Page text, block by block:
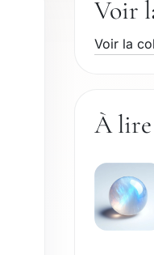
Voir
Voir la
À lire